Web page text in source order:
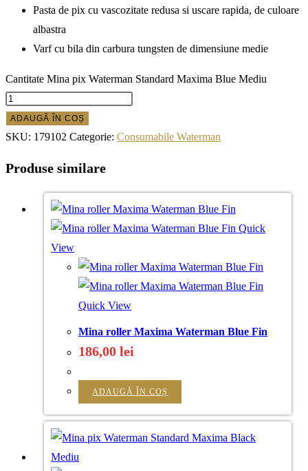
Pasta de pix cu vascozitate redusa si uscare rapida, de culoare
albastra
Varf cu bila din carbura tungsten de dimensiune medie
Cantitate Mina pix Waterman Standard Maxima Blue Mediu
ADAUGĂ ÎN COȘ
SKU: 179102 Categorie: Consumabile Waterman
Produse similare
Quick
View
Quick View
Mina roller Maxima Waterman Blue Fin
186,00 lei
ADAUGĂ ÎN COȘ